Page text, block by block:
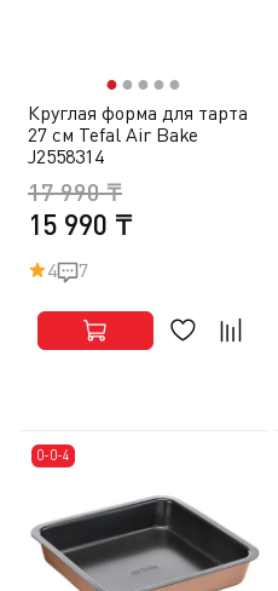
●● ● ● ●
Круглая форма для тарта
27 см Tefal Air Bake
J2558314
15 990 ₸
17 990 ₸
4 7
0-0-4